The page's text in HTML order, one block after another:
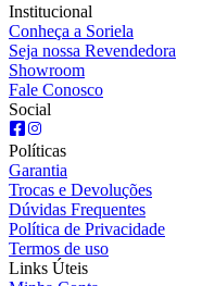
Institucional
Conheça a Soriela
Seja nossa Revendedora
Showroom
Fale Conosco
Social
Políticas
Garantia
Trocas e Devoluções
Dúvidas Frequentes
Política de Privacidade
Termos de uso
Links Úteis